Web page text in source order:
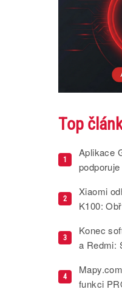
Top
1
Aplikace
2
Xiaomi
K100:
3
Konec
a Redmi:
4
funkci